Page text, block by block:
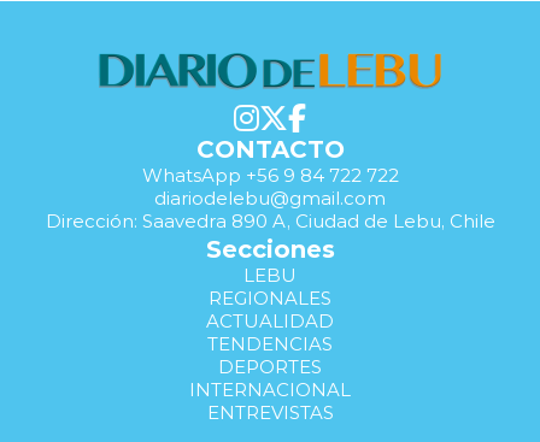
CONTACTO
WhatsApp +56 9 84 722 722
diariodelebu@gmail.com
Dirección: Saavedra 890 A, Ciudad de Lebu, Chile
Secciones
LEBU
REGIONALES
ACTUALIDAD
TENDENCIAS
DEPORTES
INTERNACIONAL
ENTREVISTAS